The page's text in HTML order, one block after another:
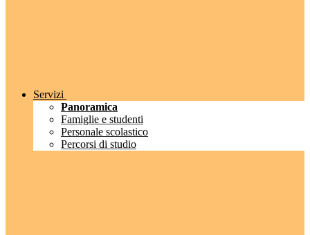
Servizi
Panoramica
Famiglie e studenti
Personale scolastico
Percorsi di studio